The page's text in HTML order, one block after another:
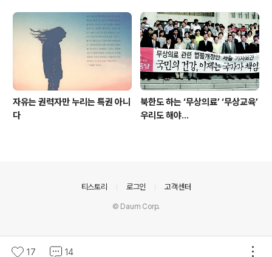
자유는 권력자만 누리는 특권 아니
다
북한도 하는 ‘무상의료’ ‘무상교육’
우리도 해야...
17 14
티스토리 로그인 고객센터
© Daum Corp.